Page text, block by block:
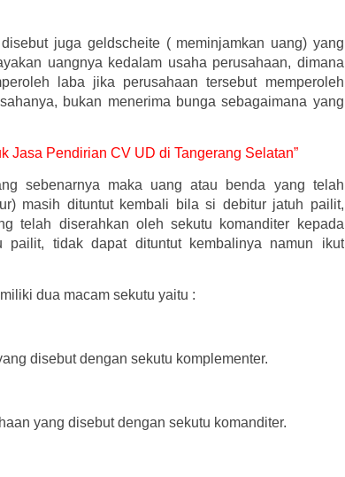
juga geldscheite ( meminjamkan uang) yang
uangnya kedalam usaha perusahaan, dimana
laba jika perusahaan tersebut memperoleh
bukan menerima bunga sebagaimana yang
Jasa Pendirian CV UD di Tangerang Selatan”
sebenarnya maka uang atau benda yang telah
masih dituntut kembali bila si debitur jatuh pailit,
telah diserahkan oleh sekutu komanditer kepada
pailit, tidak dapat dituntut kembalinya namun ikut
dua macam sekutu yaitu :
disebut dengan sekutu komplementer.
yang disebut dengan sekutu komanditer.